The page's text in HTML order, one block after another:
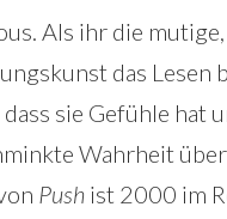
Als ihr die
das
sie Gefühle hat
Wahrheit
Push ist 2000 im